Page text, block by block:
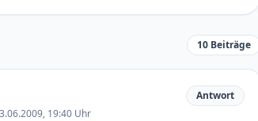
10 Beiträge
19:40 Uhr
Antwort